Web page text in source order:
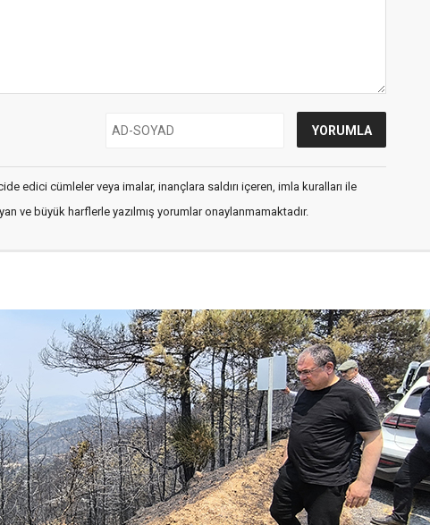
edici cümleler veya imalar, inançlara saldırı içeren, imla kuralları ile
ve büyük harflerle yazılmış yorumlar onaylanmamaktadır.